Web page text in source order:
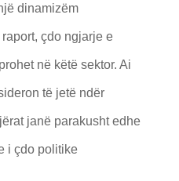
dinamizëm
çdo ngjarje e
në këtë sektor. Ai
të jetë ndër
janë parakusht edhe
i çdo politike